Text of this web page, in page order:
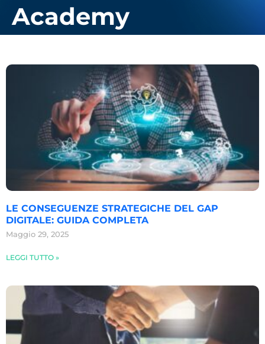
Academy
LE CONSEGUENZE STRATEGICHE DEL GAP
DIGITALE: GUIDA COMPLETA
Maggio 29, 2025
LEGGI TUTTO »